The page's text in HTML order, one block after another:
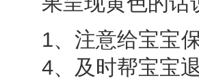
1、注意给宝宝
4、及时帮宝宝